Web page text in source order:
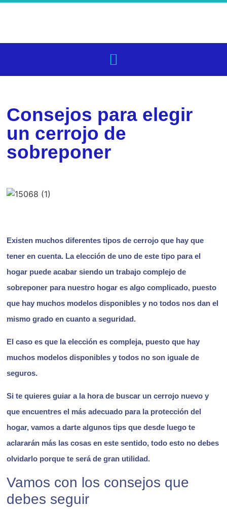
Consejos para elegir
un cerrojo de
sobreponer
Existen muchos diferentes tipos de cerrojo que hay que
tener en cuenta. La elección de uno de este tipo para el
hogar puede acabar siendo un trabajo complejo de
sobreponer para nuestro hogar es algo complicado, puesto
que hay muchos modelos disponibles y no todos nos dan el
mismo grado en cuanto a seguridad.
El caso es que la elección es compleja, puesto que hay
muchos modelos disponibles y todos no son iguale de
seguros.
Si te quieres guiar a la hora de buscar un cerrojo nuevo y
que encuentres el más adecuado para la protección del
hogar, vamos a darte algunos tips que desde luego te
aclararán más las cosas en este sentido, todo esto no debes
olvidarlo porque te será de gran utilidad.
Vamos con los consejos que
debes seguir